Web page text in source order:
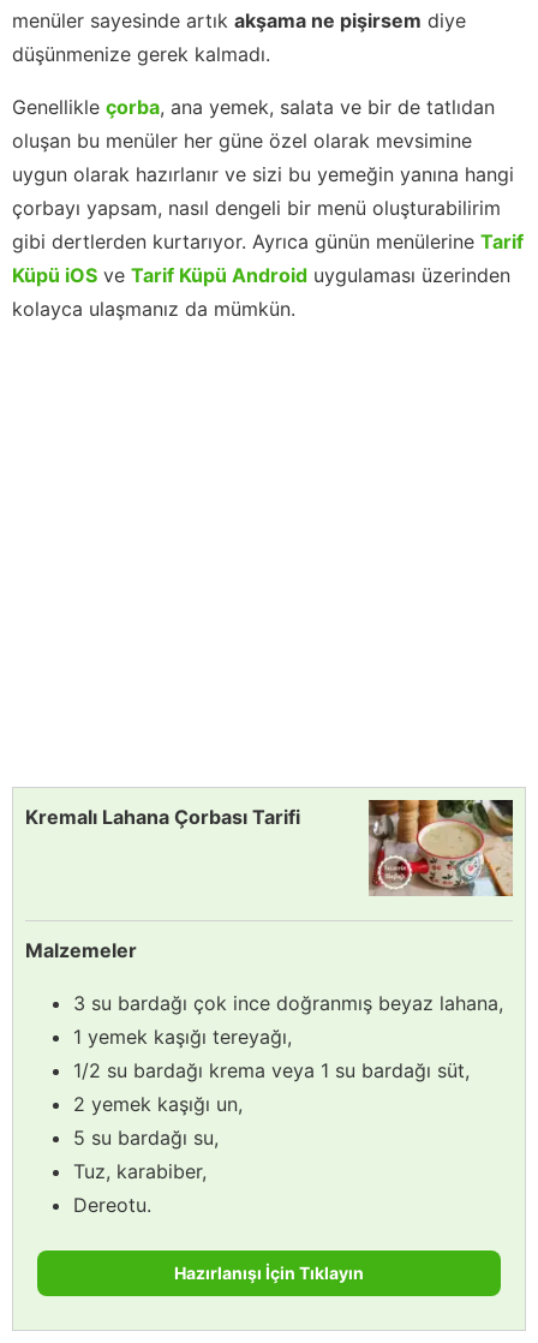
menüler sayesinde artık akşama ne pişirsem diye
düşünmenize gerek kalmadı.
Genellikle çorba, ana yemek, salata ve bir de tatlıdan
oluşan bu menüler her güne özel olarak mevsimine
uygun olarak hazırlanır ve sizi bu yemeğin yanına hangi
çorbayı yapsam, nasıl dengeli bir menü oluşturabilirim
gibi dertlerden kurtarıyor. Ayrıca günün menülerine Tarif
Küpü iOS ve Tarif Küpü Android uygulaması üzerinden
kolayca ulaşmanız da mümkün.
Kremalı Lahana Çorbası Tarifi
Malzemeler
3 su bardağı çok ince doğranmış beyaz lahana,
1 yemek kaşığı tereyağı,
1/2 su bardağı krema veya 1 su bardağı süt,
2 yemek kaşığı un,
5 su bardağı su,
Tuz, karabiber,
Dereotu.
Hazırlanışı İçin Tıklayın